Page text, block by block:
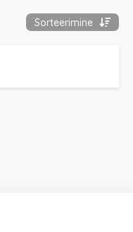
Sorteerimine